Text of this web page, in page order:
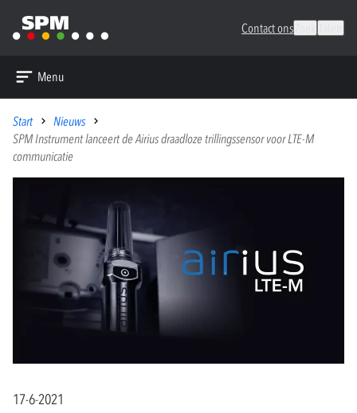
Contact ons
Menu
Start
Nieuws
SPM Instrument lanceert de Airius draadloze trillingssensor voor LTE-M
communicatie
17-6-2021